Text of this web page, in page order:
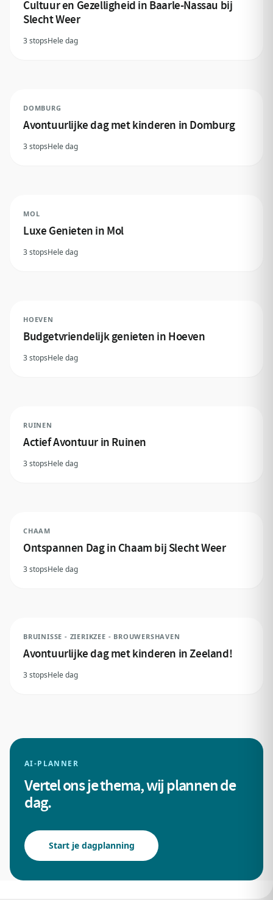
Cultuur en Gezelligheid in Baarle-Nassau bij
Slecht Weer
3 stopsHele dag
DOMBURG
Avontuurlijke dag met kinderen in Domburg
3 stopsHele dag
MOL
Luxe Genieten in Mol
3 stopsHele dag
HOEVEN
Budgetvriendelijk genieten in Hoeven
3 stopsHele dag
RUINEN
Actief Avontuur in Ruinen
3 stopsHele dag
CHAAM
Ontspannen Dag in Chaam bij Slecht Weer
3 stopsHele dag
BRUINISSE - ZIERIKZEE - BROUWERSHAVEN
Avontuurlijke dag met kinderen in Zeeland!
3 stopsHele dag
AI-PLANNER
Vertel ons je thema, wij plannen de
dag.
Start je dagplanning